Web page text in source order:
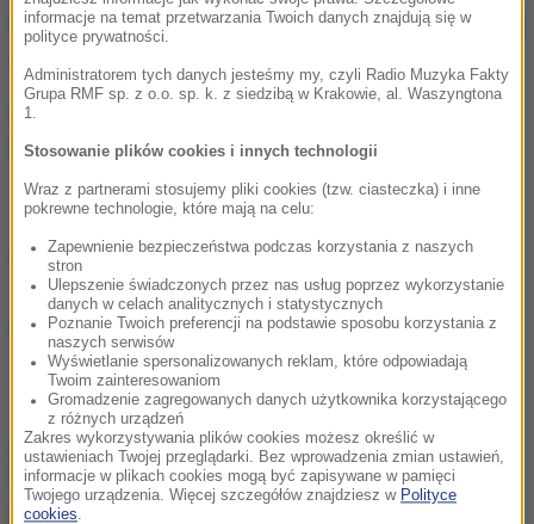
obraźliwymi napisami:Widzi go patrol, zatrzymują go,
Policjanci chcą ścigania producenta, sprzedawców
bluz i tych, którzy je noszą, w całym kraju.
(edbie)
Źródło: RMF FM
Tagi:policja
chcesz widzieć więcej artykułów od RMF24?dodaj w
Google
informacje na temat przetwarzania Twoich danych znajdują się w
polityce prywatności.
Administratorem tych danych jesteśmy my, czyli Radio Muzyka Fakty
Grupa RMF sp. z o.o. sp. k. z siedzibą w Krakowie, al. Waszyngtona
1.
Stosowanie plików cookies i innych technologii
Wraz z partnerami stosujemy pliki cookies (tzw. ciasteczka) i inne
pokrewne technologie, które mają na celu:
Zapewnienie bezpieczeństwa podczas korzystania z naszych
stron
Ulepszenie świadczonych przez nas usług poprzez wykorzystanie
danych w celach analitycznych i statystycznych
Poznanie Twoich preferencji na podstawie sposobu korzystania z
naszych serwisów
Wyświetlanie spersonalizowanych reklam, które odpowiadają
Twoim zainteresowaniom
Gromadzenie zagregowanych danych użytkownika korzystającego
z różnych urządzeń
Zakres wykorzystywania plików cookies możesz określić w
ustawieniach Twojej przeglądarki. Bez wprowadzenia zmian ustawień,
informacje w plikach cookies mogą być zapisywane w pamięci
Twojego urządzenia. Więcej szczegółów znajdziesz w Polityce
cookies.